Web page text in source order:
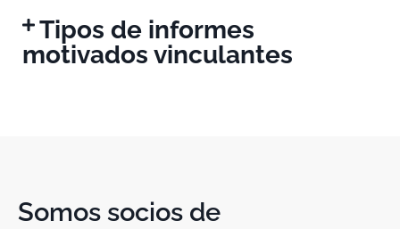
Tipos de informes
motivados vinculantes
Somos socios de